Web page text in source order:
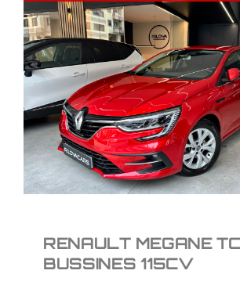
RENAULT
BUSSINES
15.950€
RENAULT MEGANE
BUSSINES 115CV